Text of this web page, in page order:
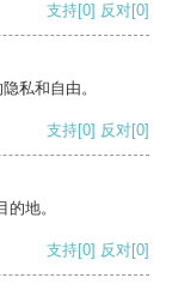
支持[0] 反对[0]
私和自由。
支持[0] 反对[0]
地。
支持[0] 反对[0]